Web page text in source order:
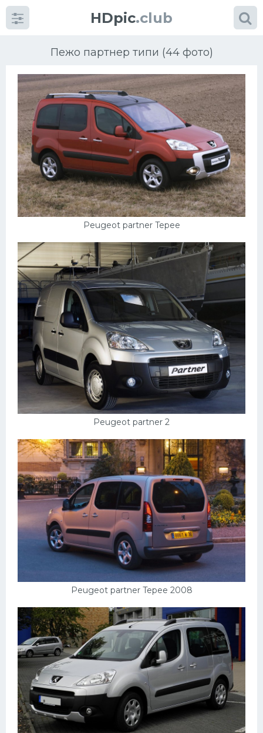
HDpic.club
Пежо партнер типи (44 фото)
Peugeot partner Tepee
Peugeot partner 2
Peugeot partner Tepee 2008
Категории
Разное
Автомобили
Красивые фото машин
УРАЛ
Ниссан
Пежо
Ауди
Гараж
Русские авто
Вольво
МАЗ
Мерседес
Фольксваген
Лексус
Дэу
Скания
Хавал
Кавасаки
Инфинити
ЛУАЗ
Фиат
Ситроен